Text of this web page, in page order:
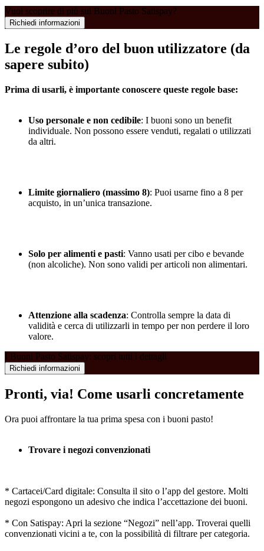
Vuoi scoprire di più sui Buoni Pasto Satispay?
Richiedi informazioni
Le regole d’oro del buon utilizzatore (da
sapere subito)
Prima di usarli, è importante conoscere queste regole base:
Uso personale e non cedibile: I buoni sono un benefit
individuale. Non possono essere venduti, regalati o utilizzati
da altri.
Limite giornaliero (massimo 8): Puoi usarne fino a 8 per
acquisto, in un’unica transazione.
Solo per alimenti e pasti: Vanno usati per cibo e bevande
(non alcoliche). Non sono validi per articoli non alimentari.
Attenzione alla scadenza: Controlla sempre la data di
validità e cerca di utilizzarli in tempo per non perdere il loro
valore.
I Buoni Pasto Satispay: scopri tutti i dettagli
Richiedi informazioni
Pronti, via! Come usarli concretamente
Ora puoi affrontare la tua prima spesa con i buoni pasto!
Trovare i negozi convenzionati
* Cartacei/Card digitale: Consulta il sito o l’app del gestore. Molti
negozi espongono un adesivo che indica l’accettazione dei buoni.
* Con Satispay: Apri la sezione “Negozi” nell’app. Troverai quelli
convenzionati vicini a te, con la possibilità di filtrare per categoria.